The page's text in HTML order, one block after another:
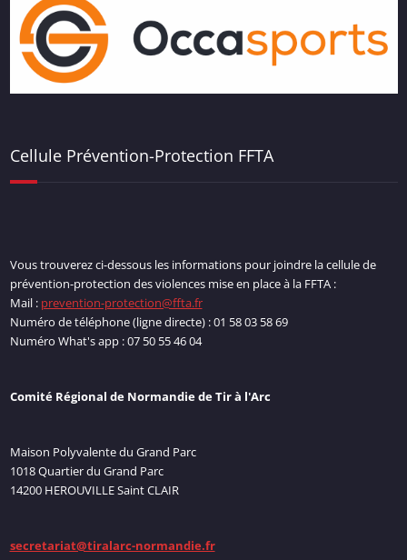
Cellule Prévention-Protection FFTA
Vous trouverez ci-dessous les informations pour joindre la cellule de
prévention-protection des violences mise en place à la FFTA :
Mail : prevention-protection@ffta.fr
Numéro de téléphone (ligne directe) : 01 58 03 58 69
Numéro What's app : 07 50 55 46 04
Comité Régional de Normandie de Tir à l'Arc
Maison Polyvalente du Grand Parc
1018 Quartier du Grand Parc
14200 HEROUVILLE Saint CLAIR
secretariat@tiralarc-normandie.fr